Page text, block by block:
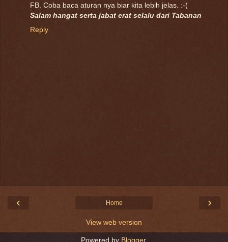
FB. Coba baca aturan nya biar kita lebih jelas. :-(
Salam hangat serta jabat erat selalu dari Tabanan
Reply
‹ ›
Home
View web version
Powered by Blogger.